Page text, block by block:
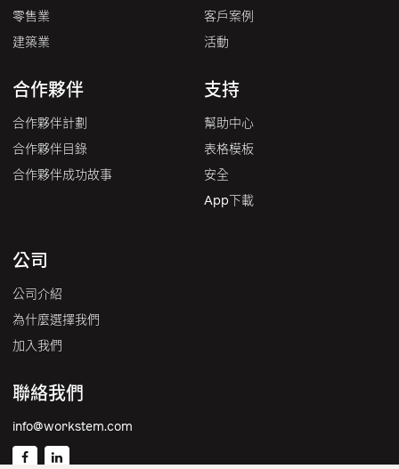
零售業
建築業
合作夥伴
合作夥伴計劃
合作夥伴目錄
合作夥伴成功故事
客戶案例
活動
支持
幫助中心
表格模板
安全
App下載
公司
公司介紹
為什麼選擇我們
加入我們
聯絡我們
info@workstem.com